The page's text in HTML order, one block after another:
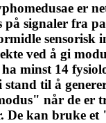
er
signaler fra
ved å gi
minst 14
stand til å
når de er
De kan bruke